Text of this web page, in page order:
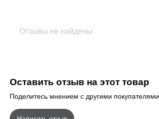
Отзывы не найдены
Оставить отзыв на этот товар
Поделитесь мнением с другими покупателями